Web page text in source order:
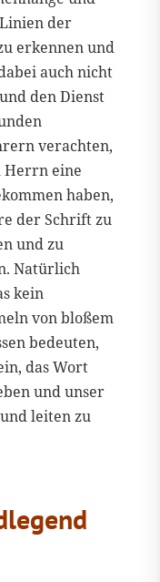
der
erkennen und
auch nicht
den Dienst
verachten,
Herrn eine
haben,
der Schrift zu
und zu
Natürlich
kein
von bloßem
bedeuten,
das Wort
und unser
leiten zu